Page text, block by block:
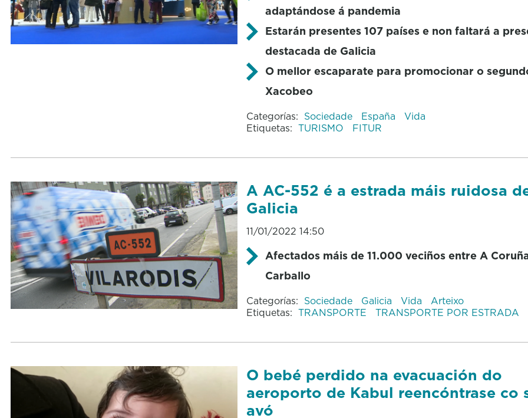
adaptándose á pandemia
Estarán presentes 107 países e non faltará a
destacada de Galicia
O mellor escaparate para promocionar o
Xacobeo
Categorías: Sociedade España
Vida
Etiquetas: TURISMO FITUR
A AC-552 é a estrada máis ruidosa
Galicia
11/01/2022 14:50
Afectados máis de 11.000 veciños entre A
Carballo
Categorías: Sociedade Galicia Vida
Arteixo
Etiquetas: TRANSPORTE TRANSPORTE POR ESTRADA
O bebé perdido na evacuación do
aeroporto de Kabul reencóntrase co
avó